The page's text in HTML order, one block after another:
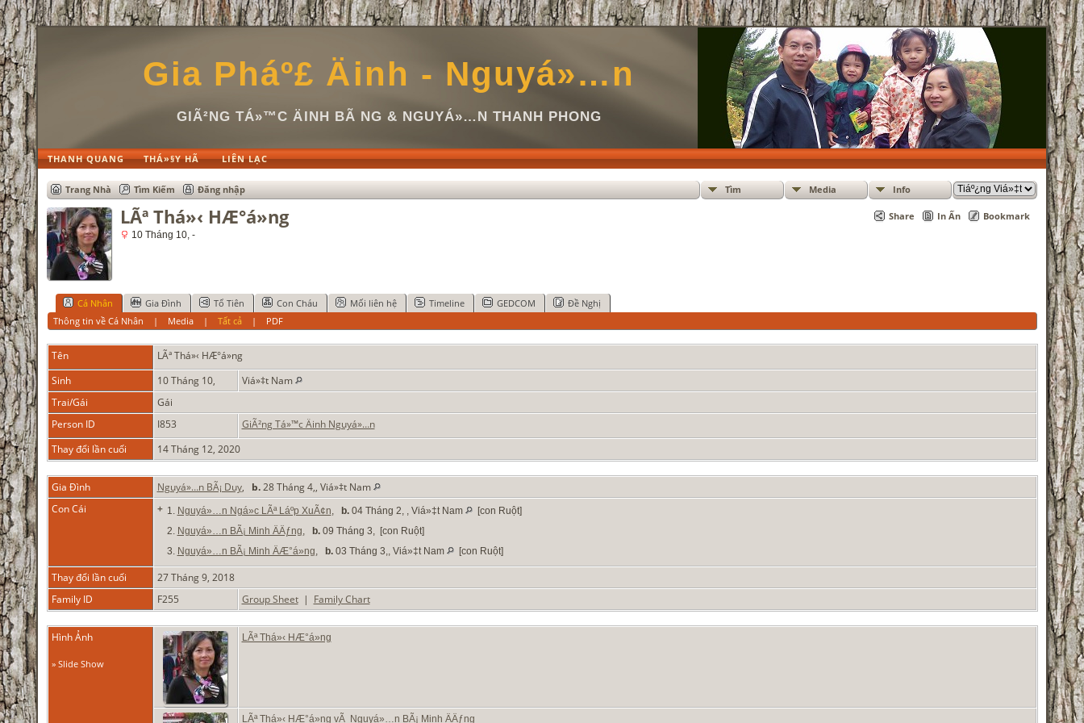
Gia Pháº£ Äinh - Nguyá»…n
GIÃ²NG TÁ»™C ÄINH BÃ NG & NGUYÁ»…N THANH PHONG
THANH QUANG THÁ»§Y HÃ LIÊN LẠC
Trang Nhà Tìm Kiếm Đăng nhập Tìm Media Info
Share In Ấn Bookmark
LÃª Thá»‹ HÆ°á»ng
10 Tháng 10, -
Cá Nhân Gia Đình Tổ Tiên Con Cháu Mối liên hệ Timeline GEDCOM
Đề Nghị
Thông tin về Cá Nhân | Media |Tất cả | PDF
Tên LÃª Thá»‹ HÆ°á»ng
Sinh
10 Tháng 10,
Viá»‡t Nam
Trai/Gái
Gái
Person ID
I853
GiÃ²ng Tá»™c Äinh Nguyá»…n
Thay đổi lần cuối
14 Tháng 12, 2020
Gia Đình Nguyá»…n BÃ¡ Duy, b.28 Tháng 4,, Viá»‡t Nam
Con Cái
+ 1. Nguyá»…n Ngá»c LÃª Láº­p XuÃ¢n, b.04 Tháng 2, , Viá»‡t Nam
[con Ruột]
2. Nguyá»…n BÃ¡ Minh ÄÄƒng, b.09 Tháng 3, [con Ruột]
3. Nguyá»…n BÃ¡ Minh ÄÆ°á»ng, b.03 Tháng 3,, Viá»‡t Nam [con Ruột]
Thay đổi lần cuối
27 Tháng 9, 2018
Family ID
F255 Group Sheet| Family Chart
Hình Ảnh
» Slide Show
LÃª Thá»‹ HÆ°á»ng
LÃª Thá»‹ HÆ°á»ng vÃ Nguyá»…n BÃ¡ Minh ÄÄƒng